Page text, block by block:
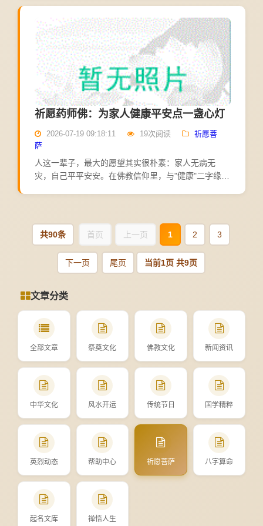
先度众生——这份"我不入地狱谁入地狱"的担当，让地
藏菩萨成...
祈愿药师佛：为家人健康平安点一盏心灯
2026-07-19 09:18:11 19次阅读
祈愿菩
萨
人这一辈子，最大的愿望其实很朴素：家人无病无
灾，自己平平安安。在佛教信仰里，与"健康"二字缘分
共90条 首页 上一页 1 2 3
下一页 尾页 当前1页 共9页
文章分类
全部文章 祭奠文化 佛教文化 新闻资讯
中华文化 风水开运 传统节日 国学精粹
英烈动态 帮助中心 祈愿菩萨 八字算命
起名文库 禅悟人生